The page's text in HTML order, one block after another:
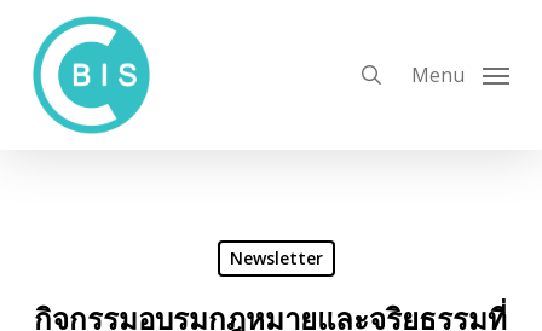
main
content
Menu
Newsletter
กิจกรรมอบรมกฎหมายและจริยธรรมที่